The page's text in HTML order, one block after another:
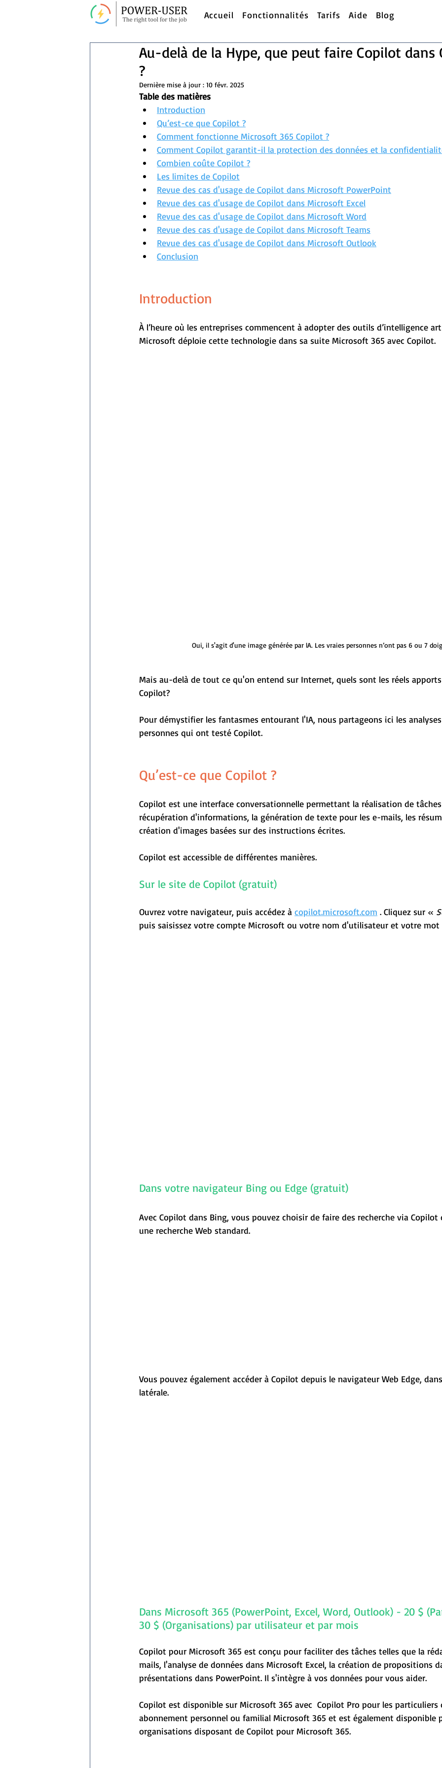
Accueil Fonctionnalités Tarifs Aide Blog
Au-delà de la Hype, que peut faire Copilot dans
?
Dernière mise à jour : 10 févr. 2025
Table des matières
Introduction
Qu’est-ce que Copilot ?
Comment fonctionne Microsoft 365 Copilot ?
Comment Copilot garantit-il la protection des données et la
Combien coûte Copilot ?
Les limites de Copilot
Revue des cas d'usage de Copilot dans Microsoft PowerPoint
Revue des cas d'usage de Copilot dans Microsoft Excel
Revue des cas d'usage de Copilot dans Microsoft Word
Revue des cas d'usage de Copilot dans Microsoft Teams
Revue des cas d'usage de Copilot dans Microsoft Outlook
Conclusion
Introduction
À l’heure où les entreprises commencent à adopter des outils d’intelligence
Microsoft déploie cette technologie dans sa suite Microsoft 365 avec Copilot.
Oui, il s'agit d'une image générée par lA. Les vraies personnes n’ont pas 6 ou 7
Mais au-delà de tout ce qu'on entend sur Internet, quels sont les réels
Copilot?
Pour démystifier les fantasmes entourant l'IA, nous partageons ici les
personnes qui ont testé Copilot.
Qu’est-ce que Copilot ?
Copilot est une interface conversationnelle permettant la réalisation de
récupération d'informations, la génération de texte pour les e-mails, les
création d'images basées sur des instructions écrites.
Copilot est accessible de différentes manières.
Sur le site de Copilot (gratuit)
Ouvrez votre navigateur, puis accédez à copilot.microsoft.com . Cliquez sur «
puis saisissez votre compte Microsoft ou votre nom d'utilisateur et votre mot
Dans votre navigateur Bing ou Edge (gratuit)
Avec Copilot dans Bing, vous pouvez choisir de faire des recherche via
une recherche Web standard.
Vous pouvez également accéder à Copilot depuis le navigateur Web Edge,
latérale.
Dans Microsoft 365 (PowerPoint, Excel, Word, Outlook) - 20 $
30 $ (Organisations) par utilisateur et par mois
Copilot pour Microsoft 365 est conçu pour faciliter des tâches telles que la
mails, l'analyse de données dans Microsoft Excel, la création de propositions
présentations dans PowerPoint. Il s'intègre à vos données pour vous aider.
Copilot est disponible sur Microsoft 365 avec  Copilot Pro pour les
abonnement personnel ou familial Microsoft 365 et est également disponible
organisations disposant de Copilot pour Microsoft 365.